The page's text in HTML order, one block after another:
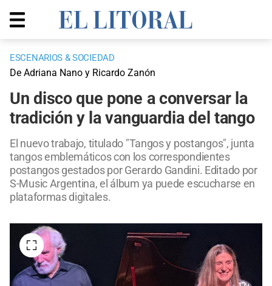
ESCENARIOS & SOCIEDAD
De Adriana Nano y Ricardo Zanón
Un disco que pone a conversar la
tradición y la vanguardia del tango
El nuevo trabajo, titulado "Tangos y postangos", junta
tangos emblemáticos con los correspondientes
postangos gestados por Gerardo Gandini. Editado por
S-Music Argentina, el álbum ya puede escucharse en
plataformas digitales.